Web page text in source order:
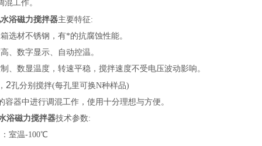
混工作。
水浴磁力搅拌器主要特征:
选材不锈钢，有*的抗腐蚀性能。
、数字显示、自动控温。
、数显温度，转速平稳，搅拌速度不受电压波动影响。
2孔分别搅拌(每孔里可换N种样品)
容器中进行调混工作，使用十分理想与方便。
浴磁力搅拌器技术参数:
室温-100℃